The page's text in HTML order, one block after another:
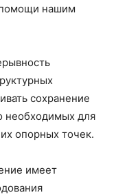
нашим
сохранение
необходимых для
опорных точек.
имеет